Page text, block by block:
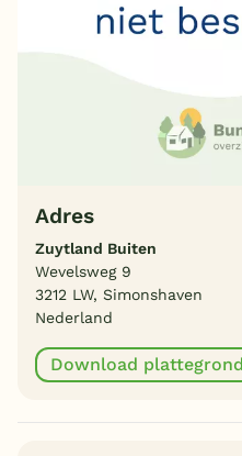
Adres
Zuytland Buiten
Wevelsweg 9
3212 LW, Simonshaven
Nederland
Download plattegrond